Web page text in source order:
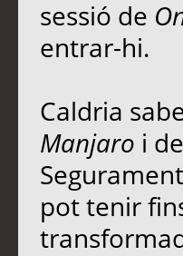
sessió de
entrar-hi.
Caldria
Manjaro i
pot tenir